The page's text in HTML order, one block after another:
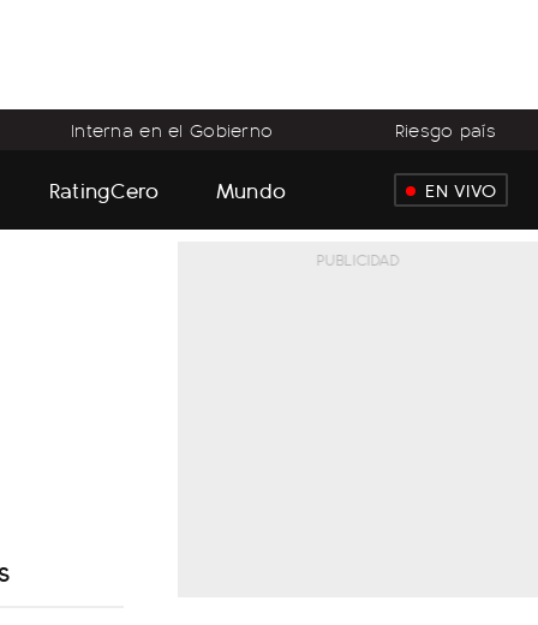
Interna en el Gobierno Riesgo país
RatingCero Mundo EN VIVO